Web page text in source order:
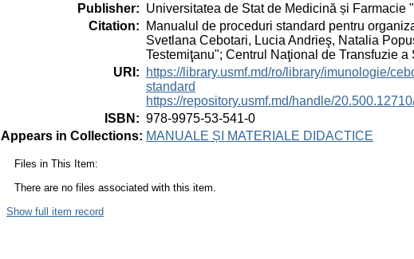
Publisher: Universitatea de Stat de Medicină și Farmacie
Citation:
Manualul de proceduri standard pentru
Svetlana Cebotari, Lucia Andrieş, Natalia
Testemiţanu"; Centrul Naţional de Transfuzie
URI :
https://library.usmf.md/ro/library/imunologie/
standard
https://repository.usmf.md/handle/
ISBN : 978-9975-53-541-0
Appears in Collections: MANUALE ȘI MATERIALE DIDACTICE
Files in This Item:
There are no files associated with this item.
Show full item record